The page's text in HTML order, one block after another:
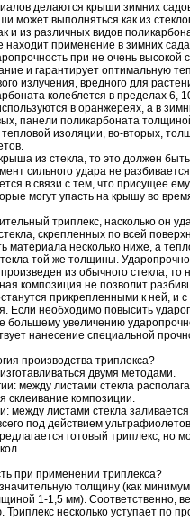
делаются крыши зимних
может выполняться как из
и из различных видов
находит применение в зимних
при не очень
и гарантирует оптимальную
излучения, вредного для
колеблется в пределах 6,
в оранжереях, а в
панели поликарбоната
изоляции, во-вторых,
из стекла, то это должен
сильного удара не
в связи с тем, что присущее
могут упасть на крышу во
триплекс, насколько он
скрепленных по всей
материала несколько ниже, а
той же толщины.
из обычного стекла, то
композиция не позволит
прикрепленными к ней, и
Если необходимо повысить
большему увеличению
нанесение специальной
производства триплекса?
двумя методами.
между листами стекла
склеивание композиции.
между листами стекла
под действием
готовый триплекс, но
при применении триплекса?
толщину (как
1-1,5 мм). Соответственно,
Триплекс несколько уступает по